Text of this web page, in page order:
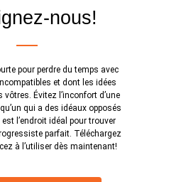
nous!
pour perdre du temps avec
et dont les idées
vôtres. Évitez l’inconfort d’une
qui a des idéaux opposés
l’endroit idéal pour trouver
parfait. Téléchargez
à l’utiliser dès maintenant!